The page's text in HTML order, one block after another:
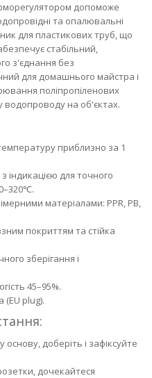
допоможе
та опалювальні
для пластикових труб, що
стабільний,
з'єднання без
для домашнього майстра і
поліпропіленових
водопроводу на об'єктах.
приблизно за 1
індикацією для точного
матеріалами: PPR, PB,
покриттям та стійка
зберігання і
45–95%.
plug).
основу, доберіть і зафіксуйте
дочекайтеся